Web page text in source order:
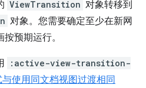
ViewTransition 对象转移到
对象。您需要确定至少在新网
预期运行。
:active-view-transition-
与使用同文档视图过渡相同